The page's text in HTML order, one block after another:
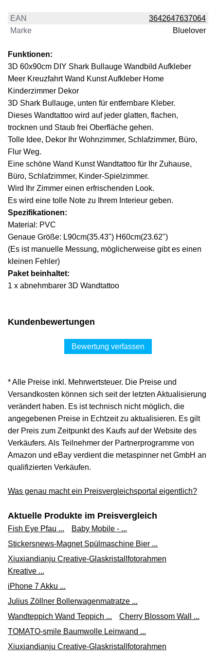
EAN
3642647637064
Marke
Bluelover
Funktionen:
3D 60x90cm DIY Shark Bullauge Wandbild Aufkleber
Meer Kreuzfahrt Wand Kunst Aufkleber Home
Kinderzimmer Dekor
3D Shark Bullauge, unten für entfernbare Kleber.
Dieses Wandtattoo wird auf jeder glatten, flachen,
trocknen und Staub frei Oberfläche gehen.
Tolle Idee, Dekor Ihr Wohnzimmer, Schlafzimmer, Büro,
Flur Weg.
Eine schöne Wand Kunst Wandtattoo für Ihr Zuhause,
Büro, Schlafzimmer, Kinder-Spielzimmer.
Wird Ihr Zimmer einen erfrischenden Look.
Es wird eine tolle Note zu Ihrem Interieur geben.
Spezifikationen:
Material: PVC
Genaue Größe: L90cm(35.43") H60cm(23.62")
(Es ist manuelle Messung, möglicherweise gibt es einen
kleinen Fehler)
Paket beinhaltet:
1 x abnehmbarer 3D Wandtattoo
Kundenbewertungen
Bewertung verfassen
* Alle Preise inkl. Mehrwertsteuer. Die Preise und
Versandkosten können sich seit der letzten Aktualisierung
verändert haben. Es ist technisch nicht möglich, die
angegebenen Preise in Echtzeit zu aktualisieren. Es gilt
der Preis zum Zeitpunkt des Kaufs auf der Website des
Verkäufers. Als Teilnehmer der Partnerprogramme von
Amazon und eBay verdient die metaspinner net GmbH an
qualifizierten Verkäufen.
Was genau macht ein Preisvergleichsportal eigentlich?
Aktuelle Produkte im Preisvergleich
Fish Eye Pfau ...
Baby Mobile - ...
Stickersnews-Magnet Spülmaschine Bier ...
Xiuxiandianju Creative-Glaskristallfotorahmen
Kreative ...
iPhone 7 Akku ...
Julius Zöllner Bollerwagenmatratze ...
Wandteppich Wand Teppich ...
Cherry Blossom Wall ...
TOMATO-smile Baumwolle Leinwand ...
Xiuxiandianju Creative-Glaskristallfotorahmen